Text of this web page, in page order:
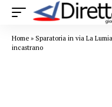
Home » Sparatoria in via La
incastrano